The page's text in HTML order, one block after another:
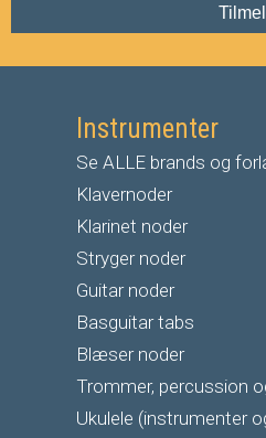
Instrumenter
Se ALLE brands og
Klavernoder
Klarinet noder
Stryger noder
Guitar noder
Basguitar tabs
Blæser noder
Trommer, percussion
Ukulele (instrumenter